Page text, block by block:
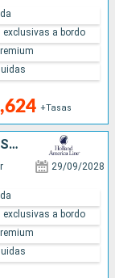
+Tasas
a bordo
NORUEGA, PAISES BAJOS, MARRUECOS, REINO UNIDO, PORTUGAL
29/09/2028
a bordo